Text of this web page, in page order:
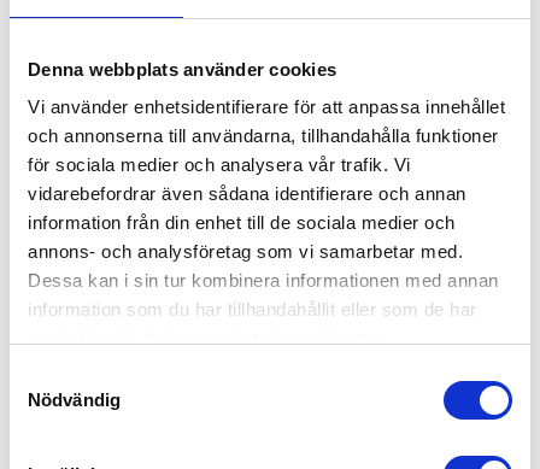
Denna webbplats använder cookies
Vi använder enhetsidentifierare för att anpassa innehållet
och annonserna till användarna, tillhandahålla funktioner
för sociala medier och analysera vår trafik. Vi
vidarebefordrar även sådana identifierare och annan
information från din enhet till de sociala medier och
annons- och analysföretag som vi samarbetar med.
Dessa kan i sin tur kombinera informationen med annan
information som du har tillhandahållit eller som de har
Nödvändig
599kr